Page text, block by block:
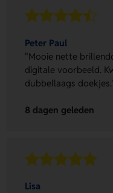
Peter Paul
"Mooie nette
digitale voorbeeld.
dubbellaags
8 dagen geleden
Lisa